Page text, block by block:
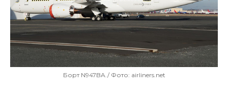
Борт N947BA./ Фото: airliners.net